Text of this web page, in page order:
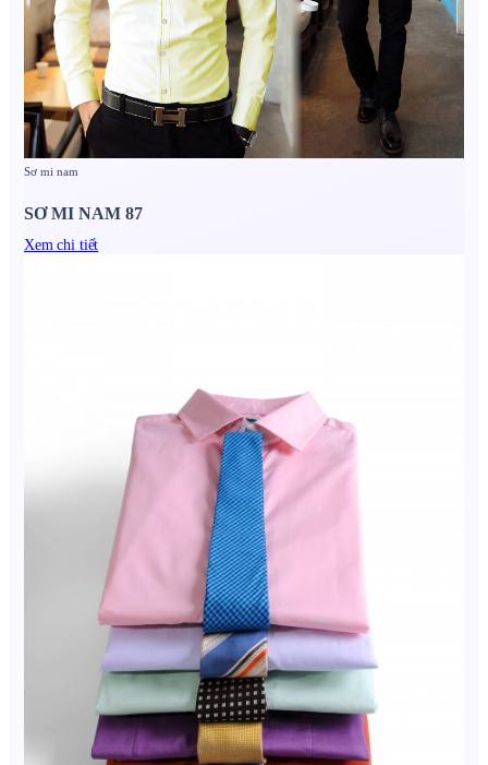
Sơ mi nam
SƠ MI NAM 87
Xem chi tiết